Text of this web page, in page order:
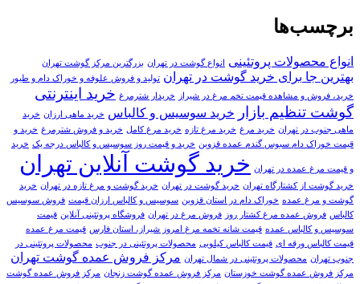
برچسب‌ها
انواع محصولات پروتئینی انواع گوشت در تهران بزرگترین مرکز گوشت تهران
بهترین جا برای خرید گوشت در تهران تولید و فروش علوفه و خوراک دام و طیور
خرید، فروش و مشاهده قیمت تخم مرغ در شیراز
خریدار شترمرغ خرید اینترنتی
گوشت تنظیم بازار
خرید سوسیس و کالباس خرید ماهی ارزان خرید
ماهی جنوب در تهران خرید مرغ خرید مرغ تازه خرید مرغ کامل خرید و فروش شترمرغ خرید و
قیمت خوراک دام سبوس گندم عمده قزوین خرید و قیمت روز سوسیس و کالباس درجه یک خرید
و قیمت مرغ عمده در تهران خرید گوشت آنلاین تهران
خرید گوشت از کشتارگاه تهران خرید گوشت در تهران خرید گوشت و مرغ تازه در تهران خرید
گوشت و مرغ عمده خوراک دام در استان قزوین سوسیس و کالباس ارزان قیمت فروش سوسیس
کالباس فروش عمده مرغ کشتار روز فروش مرغ در تهران فروشگاه پروتئینی آنلاین قیمت
سوسیس و کالباس عمده قیمت شانه تخمه مرغ امروز شیراز، استان فارس قیمت مرغ عمده
قیمت کالباس ورقه ای قیمت کالباس کیلویی محصولات پروتئینی در جنوب محصولات پروتئینی در
جنوب تهران محصولات پروتئینی در شمال تهران مرکز فروش عمده گوشت تهران
مرکز فروش عمده گوشت خوزستان مرکز فروش عمده گوشت زنجان مرکز فروش عمده گوشت